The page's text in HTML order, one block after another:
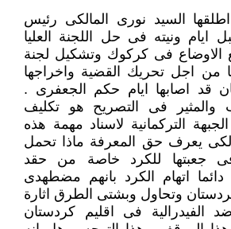
السيد نورى المالكى رئيس
ايام ونيته فى حل اللجنة العليا
الاوضاع فى كركوك وتشكيل لجنة
من اجل تحريك القضية واخراجها
قد اصابها ايام حكم الجعفرى .
والمثير فى التصريح هو تكليف
التركمانية لاسناد مهمة هذه
يعرف حق المعرفة ماذا تحمل
فى جعبتها للكرد خاصة من حقد
اتهام الكرد بانهم مضطهدى
وتحاول وبشتى الطرق اثارة
الفيدرالية فى اقليم كردستان